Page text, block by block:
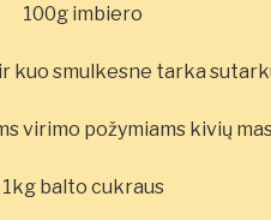
100g imbiero
kuo smulkesne tarka
virimo požymiams kivių
1kg balto cukraus